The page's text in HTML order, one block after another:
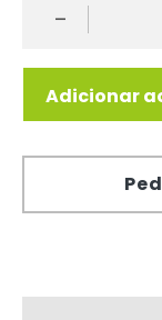
-
Adicionar